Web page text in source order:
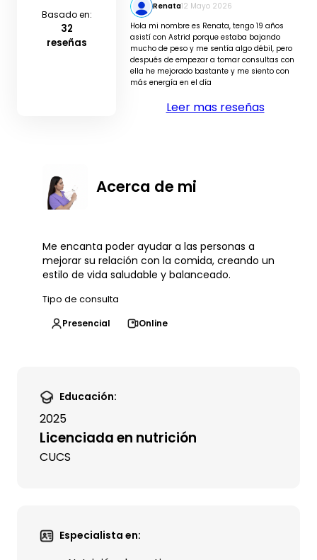
Basado en:
32
reseñas
Renata12 Mayo 2026
Hola mi nombre es Renata, tengo 19 años
asistí con Astrid porque estaba bajando
mucho de peso y me sentía algo débil, pero
después de empezar a tomar consultas con
ella he mejorado bastante y me siento con
más energía en el día
Leer mas reseñas
Acerca de mi
Me encanta poder ayudar a las personas a
mejorar su relación con la comida, creando un
estilo de vida saludable y balanceado.
Tipo de consulta
Presencial
Online
Educación:
2025
Licenciada en nutrición
CUCS
Especialista en: